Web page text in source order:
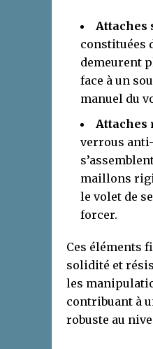
Attaches
constituées
demeurent
face à un
manuel du
Attaches
verrous
maillons
le volet de
forcer.
Ces éléments
solidité et
les
contribuant à
robuste au